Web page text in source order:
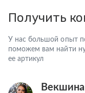
Получить
У нас большой опыт
поможем вам найти
ее артикул